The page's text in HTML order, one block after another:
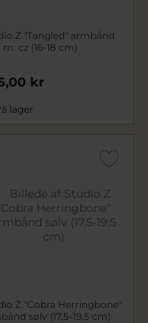
Z "Tangled" armbånd
m. cz (16-18 cm)
kr
lager
Z "Cobra Herringbone"
sølv (17,5-19,5 cm)